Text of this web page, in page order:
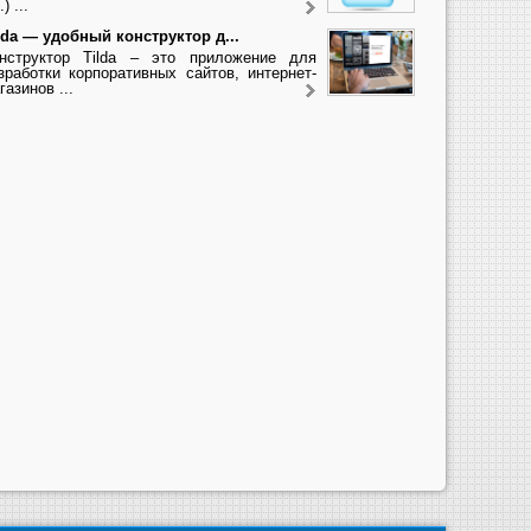
...
— удобный конструктор д...
Tilda – это приложение для
корпоративных сайтов, интернет-
...